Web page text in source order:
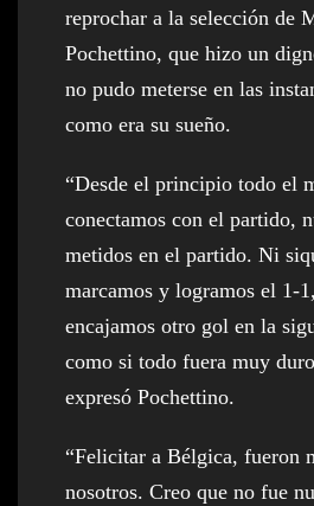
reprochar a la selección de
Pochettino, que hizo un
no pudo meterse en las
como era su sueño.
“Desde el principio todo el
conectamos con el partido,
metidos en el partido. Ni
marcamos y logramos el 1-
encajamos otro gol en la
como si todo fuera muy
expresó Pochettino.
“Felicitar a Bélgica, fueron
nosotros. Creo que no fue